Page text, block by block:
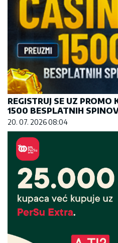
REGISTRUJ SE UZ
1500 BESPLATNIH
20. 07. 2026 08:04